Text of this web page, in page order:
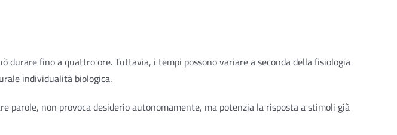
fino a quattro ore. Tuttavia, i tempi possono variare a seconda della fisiologia
individualità biologica.
parole, non provoca desiderio autonomamente, ma potenzia la risposta a stimoli già